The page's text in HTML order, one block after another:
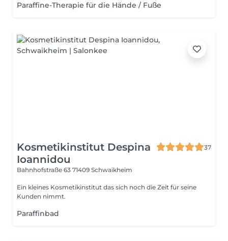
Paraffine-Therapie für die Hände / Fuße
Kosmetikinstitut Despina
Ioannidou
37
Bahnhofstraße 63 71409 Schwaikheim
Ein kleines Kosmetikinstitut das sich noch die Zeit für seine
Kunden nimmt.
Paraffinbad